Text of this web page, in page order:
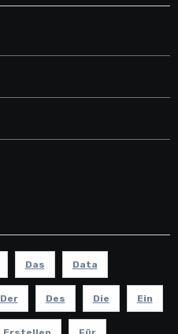
Das Data
Der Des Die Ein